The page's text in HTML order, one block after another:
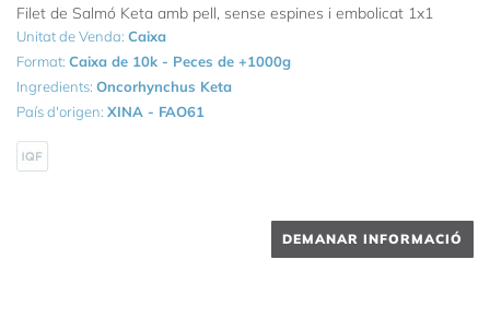
Filet de Salmó Keta amb pell, sense espines i embolicat 1x1
Unitat de Venda: Caixa
Format: Caixa de 10k - Peces de +1000g
Ingredients: Oncorhynchus Keta
País d'origen: XINA - FAO61
DEMANAR INFORMACIÓ